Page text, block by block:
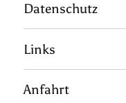
Datenschutz
Links
Anfahrt